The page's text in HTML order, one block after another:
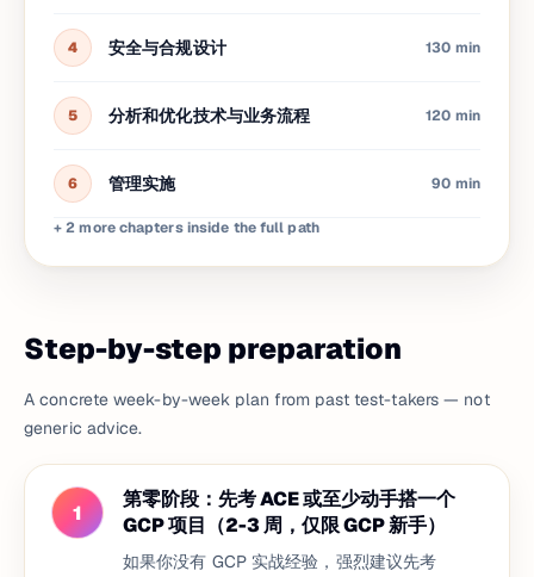
4 安全与合规设计 130 min
5 分析和优化技术与业务流程 120 min
6 管理实施 90 min
+ 2 more chapters inside the full path
Step-by-step preparation
A concrete week-by-week plan from past test-takers — not
generic advice.
1
第零阶段：先考 ACE 或至少动手搭一个
GCP 项目（2-3 周，仅限 GCP 新手）
如果你没有 GCP 实战经验，强烈建议先考